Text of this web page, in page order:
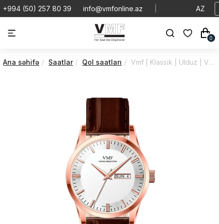
+994 (50) 257 80 39 info@vmfonline.az AZ
0
Ana səhifə Saatlar Qol saatları Vmf | Klassi̇k | Ulduz | V5136/4PC0/2M0/44